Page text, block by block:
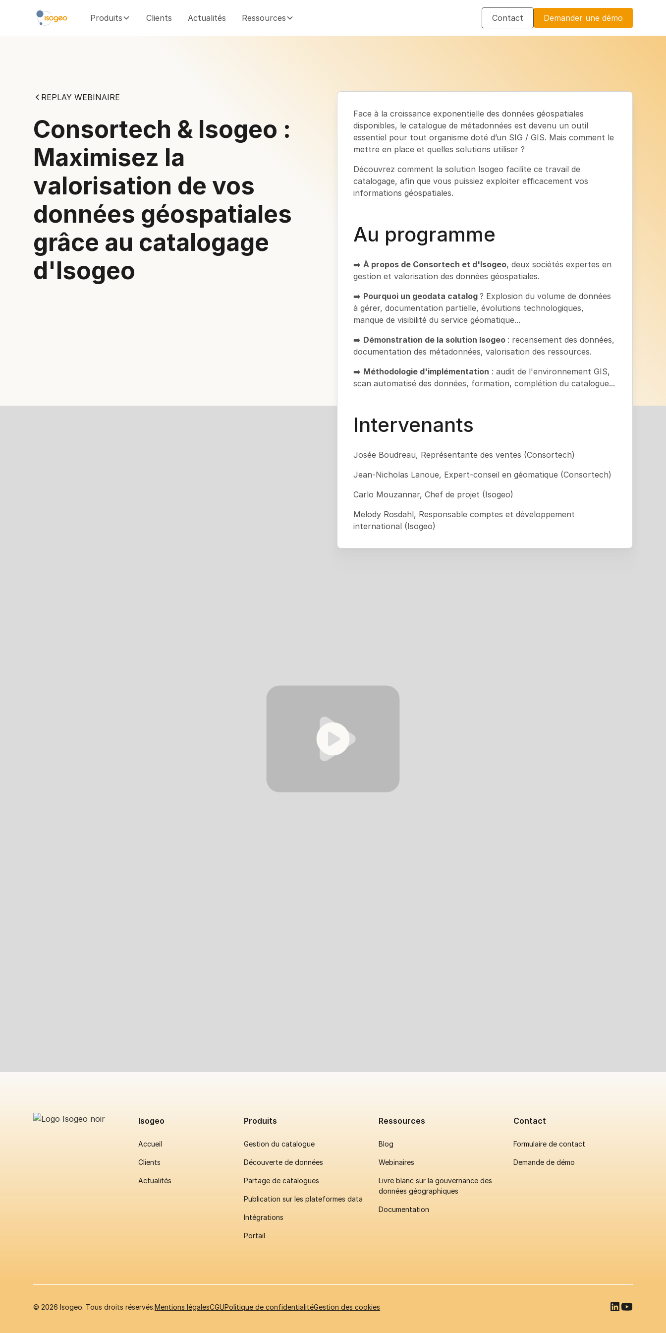
Produits Clients Actualités Ressources Contact Demander une démo
REPLAY WEBINAIRE
Consortech & Isogeo :
Maximisez la
valorisation de vos
données géospatiales
grâce au catalogage
d'Isogeo
Face à la croissance exponentielle des données géospatiales
disponibles, le catalogue de métadonnées est devenu un outil
essentiel pour tout organisme doté d’un SIG / GIS. Mais comment le
mettre en place et quelles solutions utiliser ?
Découvrez comment la solution Isogeo facilite ce travail de
catalogage, afin que vous puissiez exploiter efficacement vos
informations géospatiales.
Au programme
➡️ À propos de Consortech et d'Isogeo, deux sociétés expertes en
gestion et valorisation des données géospatiales.
➡️ Pourquoi un geodata catalog ? Explosion du volume de données
à gérer, documentation partielle, évolutions technologiques,
manque de visibilité du service géomatique...
➡️ Démonstration de la solution Isogeo : recensement des données,
documentation des métadonnées, valorisation des ressources.
➡️ Méthodologie d'implémentation : audit de l'environnement GIS,
scan automatisé des données, formation, complétion du catalogue...
Intervenants
Josée Boudreau, Représentante des ventes (Consortech)
Jean-Nicholas Lanoue, Expert-conseil en géomatique (Consortech)
Carlo Mouzannar, Chef de projet (Isogeo)
Melody Rosdahl, Responsable comptes et développement
international (Isogeo)
Isogeo
Accueil
Clients
Actualités
Produits
Gestion du catalogue
Découverte de données
Partage de catalogues
Publication sur les plateformes data
Intégrations
Portail
Ressources
Blog
Webinaires
Livre blanc sur la gouvernance des
données géographiques
Documentation
Contact
Formulaire de contact
Demande de démo
© 2026 Isogeo. Tous droits réservés.Mentions légalesCGUPolitique de confidentialitéGestion des cookies